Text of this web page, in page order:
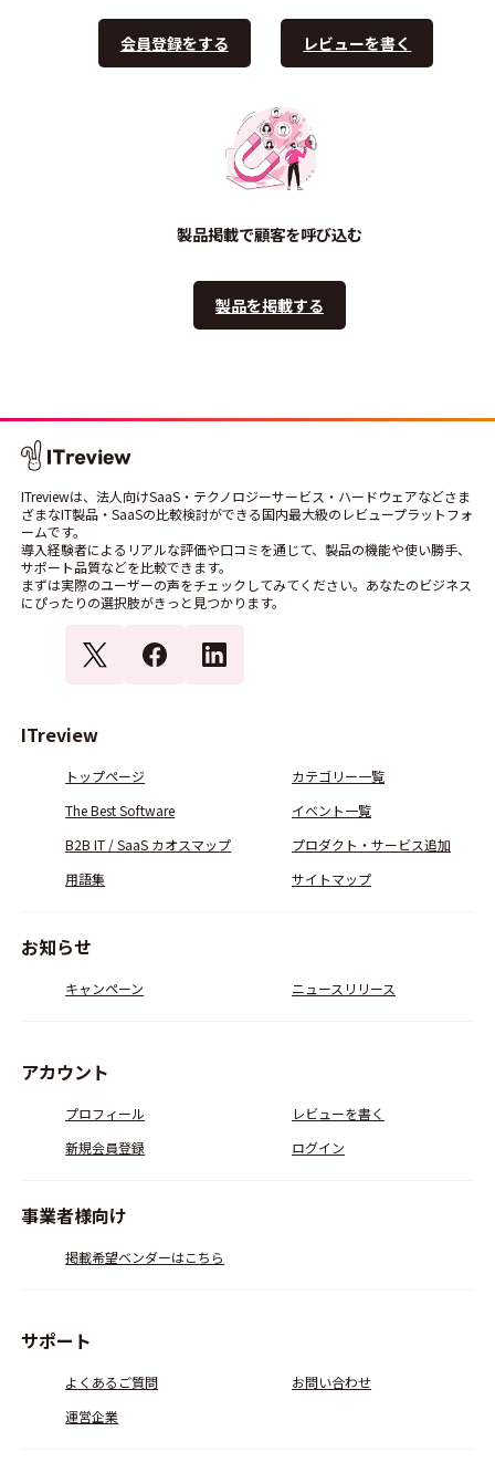
会員登録をする レビューを書く
製品掲載で顧客を呼び込む
製品を掲載する
ITreviewは、法人向けSaaS・テクノロジーサービス・ハードウェアなどさま
ざまなIT製品・SaaSの比較検討ができる国内最大級のレビュープラットフォ
ームです。
導入経験者によるリアルな評価や口コミを通じて、製品の機能や使い勝手、
サポート品質などを比較できます。
まずは実際のユーザーの声をチェックしてみてください。あなたのビジネス
にぴったりの選択肢がきっと見つかります。
ITreview
トップページ
カテゴリー一覧
The Best Software
イベント一覧
B2B IT / SaaS カオスマップ
プロダクト・サービス追加
用語集
サイトマップ
お知らせ
キャンペーン ニュースリリース
アカウント
プロフィール
レビューを書く
新規会員登録
ログイン
事業者様向け
掲載希望ベンダーはこちら
サポート
よくあるご質問
お問い合わせ
運営企業